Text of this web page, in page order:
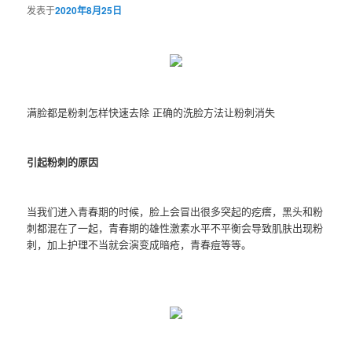
发表于2020年8月25日
满脸都是粉刺怎样快速去除 正确的洗脸方法让粉刺消失
引起粉刺的原因
当我们进入青春期的时候，脸上会冒出很多突起的疙瘩，黑头和粉
刺都混在了一起，青春期的雄性激素水平不平衡会导致肌肤出现粉
刺，加上护理不当就会演变成暗疮，青春痘等等。